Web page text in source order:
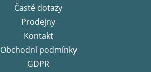
Časté dotazy
Prodejny
Kontakt
Obchodní podmínky
GDPR